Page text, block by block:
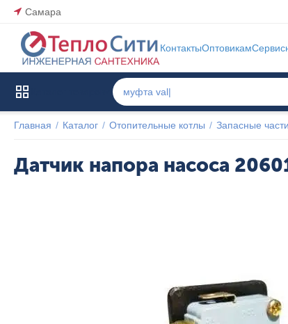
Самара
КонтактыОптовикам
Главная / Каталог / Отопительные котлы / Запасные
Датчик напора насоса